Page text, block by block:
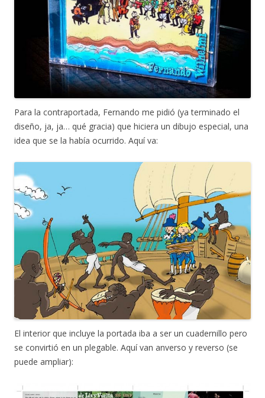
Para la contraportada, Fernando me pidió (ya terminado el
diseño, ja, ja… qué gracia) que hiciera un dibujo especial, una
idea que se la había ocurrido. Aquí va:
El interior que incluye la portada iba a ser un cuadernillo pero
se convirtió en un plegable. Aquí van anverso y reverso (se
puede ampliar):